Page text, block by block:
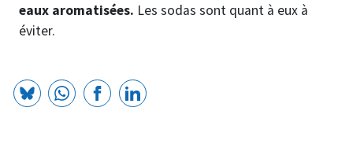
eaux aromatisées. Les sodas sont quant à eux à
éviter.